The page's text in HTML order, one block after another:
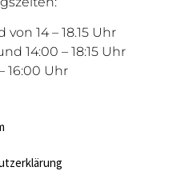
von 14 – 18.15 Uhr
14:00 – 18:15 Uhr
16:00 Uhr